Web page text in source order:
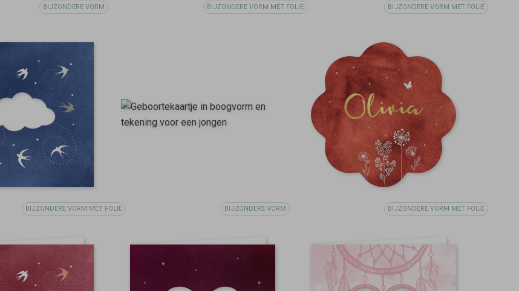
BIJZONDERE VORM BIJZONDERE VORM MET FOLIE BIJZONDERE VORM MET FOLIE
BIJZONDERE VORM MET FOLIE BIJZONDERE VORM BIJZONDERE VORM MET FOLIE